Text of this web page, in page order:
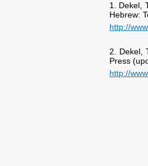
1. Dekel,
Hebrew:
http://
2. Dekel,
Press
http://